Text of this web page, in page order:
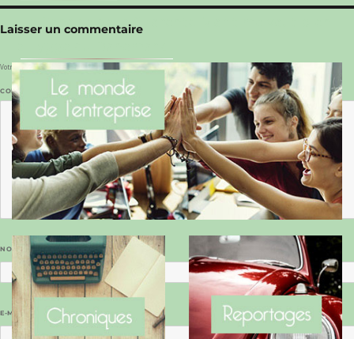
Laisser un commentaire
Votre adresse e-mail ne sera pas publiée. Les champs obligatoires sont indiqués avec
COMMENTAIRE*
NOM
E-MAIL
Le Benaise de la Charente-Maritime vaut bien